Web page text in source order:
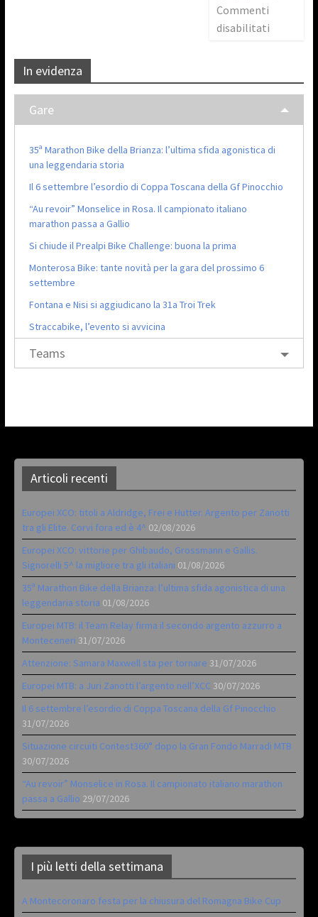
Commenti
disabilitati
In evidenza
Gare
35ª Marathon Bike della Brianza: l’ultima sfida agonistica di
una leggendaria storia
Il 6 settembre l’esordio di Coppa Toscana della Gf Pinocchio
“Au revoir” Monselice in Rosa. Il campionato italiano
marathon passa a Gallio
Si chiude il Prealpi Bike Challenge: buona la prima
Monterosa Bike: tante novità per la gara del prossimo 6
settembre
Fontana e Nisi si aggiudicano la 31a Troi Trek
Straccabike, l’evento si avvicina
Teams
Articoli recenti
Europei XCO: titoli a Aldridge, Frei e Hutter. Argento per Zanotti
tra gli Elite. Corvi fora ed è 4^ 02/08/2026
Europei XCO: vittorie per Ghibaudo, Grossmann e Gallis.
Signorelli 5^ la migliore tra gli italiani 01/08/2026
35ª Marathon Bike della Brianza: l’ultima sfida agonistica di una
leggendaria storia 01/08/2026
Europei MTB: il Team Relay firma il secondo argento azzurro a
Monteceneri 31/07/2026
Attenzione: Samara Maxwell sta per tornare 31/07/2026
Europei MTB: a Juri Zanotti l’argento nell’XCC 30/07/2026
Il 6 settembre l’esordio di Coppa Toscana della Gf Pinocchio
31/07/2026
Situazione circuiti Contest360° dopo la Gran Fondo Marradi MTB
30/07/2026
“Au revoir” Monselice in Rosa. Il campionato italiano marathon
passa a Gallio 29/07/2026
I più letti della settimana
A Montecoronaro festa per la chiusura del Romagna Bike Cup